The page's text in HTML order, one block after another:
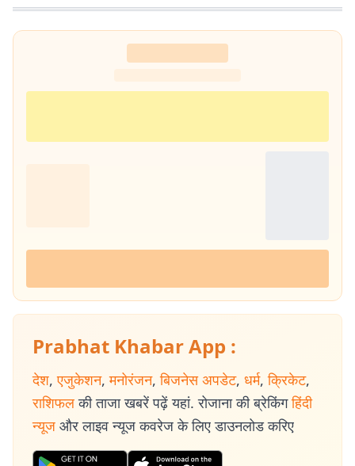
Prabhat Khabar App :
देश, एजुकेशन, मनोरंजन, बिजनेस अपडेट, धर्म, क्रिकेट,
राशिफल की ताजा खबरें पढ़ें यहां. रोजाना की ब्रेकिंग हिंदी
न्यूज और लाइव न्यूज कवरेज के लिए डाउनलोड करिए